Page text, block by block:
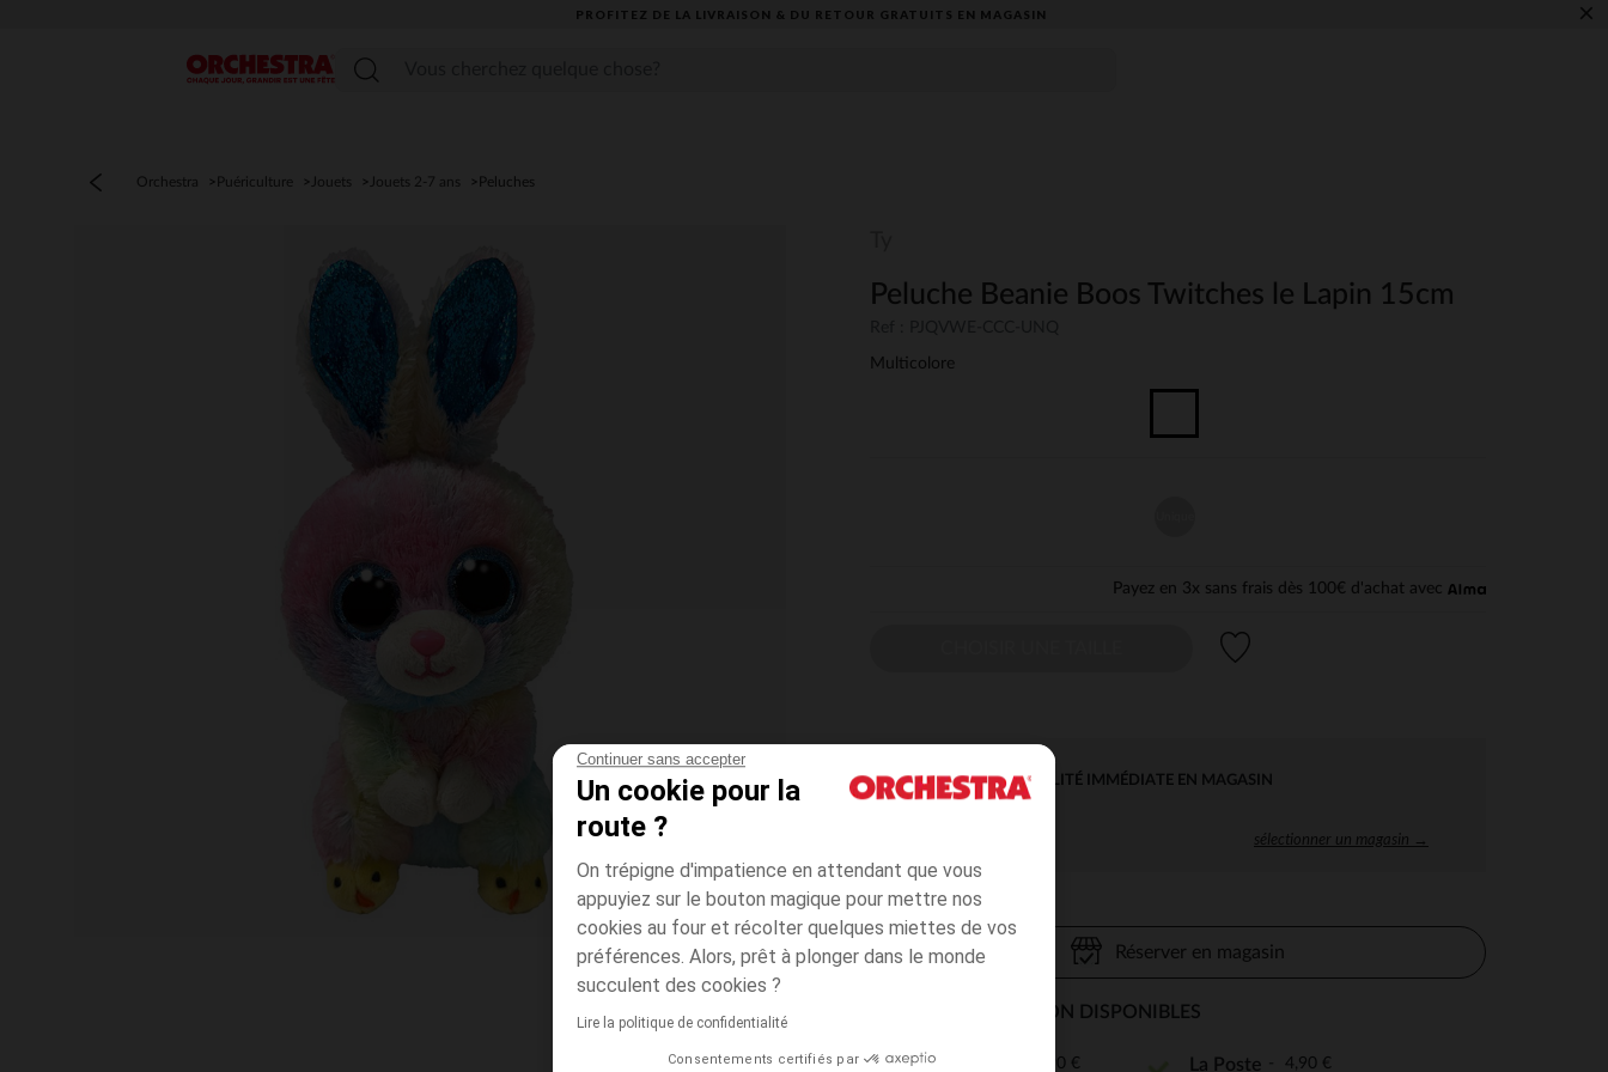
Continuer sans accepter
Un cookie pour la
route ?
On trépigne d'impatience en attendant que vous
appuyiez sur le bouton magique pour mettre nos
cookies au four et récolter quelques miettes de vos
préférences. Alors, prêt à plonger dans le monde
succulent des cookies ?
Lire la politique de confidentialité
Consentements certifiés par
PROFITEZ DE LA LIVRAISON & DU RETOUR GRATUITS EN MAGASIN​ ×
Menu
Orchestra Puériculture Jouets Jouets 2-7 ans Peluches
Peluche Beanie Boos Twitches le Lapin 15cm
Multicolore
Payez en 3x sans frais dès 100€ d'achat avec
DISPONIBILITÉ IMMÉDIATE EN MAGASIN
sélectionner un magasin →
Réserver en magasin
MODES DE LIVRAISON DISPONIBLES
Point Relais 4,90 € La Poste 4,90 €